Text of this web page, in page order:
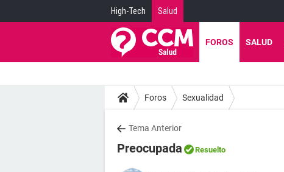
High-Tech Salud
FOROS SALUD
Foros Sexualidad
Tema Anterior
Preocupada Resuelto